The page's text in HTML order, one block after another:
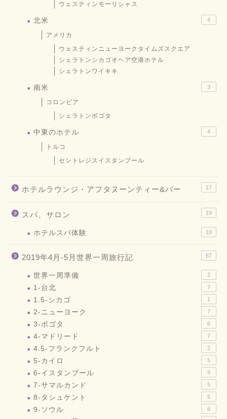
ウェスティンモーリシャス
北米 4
アメリカ
ウェスティンニューヨークタイムズスクエア
シェラトンシカゴオヘア空港ホテル
シェラトンワイキキ
南米 3
コロンビア
シェラトンボゴタ
中東のホテル 4
トルコ
セントレジスイスタンブール
ホテルラウンジ・アフタヌーンティー&バー 17
スパ、サロン 19
ホテルスパ体験 19
2019年4月-5月世界一周旅行記 67
世界一周準備 2
1-台北 7
1.5-シカゴ 1
2-ニューヨーク 7
3-ボゴタ 6
4-マドリード 7
4.5-フランクフルト 2
5-カイロ 5
6-イスタンブール 9
7-サマルカンド 5
8-タシュケント 5
9-ソウル 6